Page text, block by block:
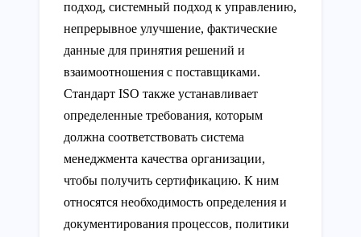
подход, системный подход к управлению,
непрерывное улучшение, фактические
данные для принятия решений и
взаимоотношения с поставщиками.
Стандарт ISO также устанавливает
определенные требования, которым
должна соответствовать система
менеджмента качества организации,
чтобы получить сертификацию. К ним
относятся необходимость определения и
документирования процессов, политики